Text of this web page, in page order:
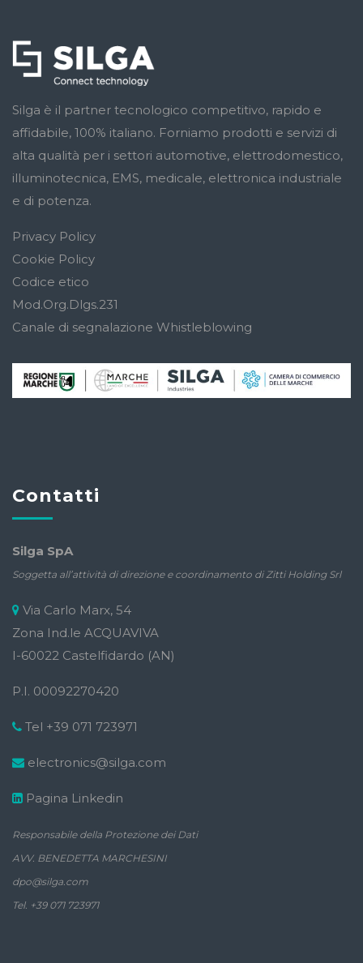
Silga è il partner tecnologico competitivo, rapido e
affidabile, 100% italiano. Forniamo prodotti e servizi di
alta qualità per i settori automotive, elettrodomestico,
illuminotecnica, EMS, medicale, elettronica industriale
e di potenza.
Privacy Policy
Cookie Policy
Codice etico
Mod.Org.Dlgs.231
Canale di segnalazione Whistleblowing
Contatti
Silga SpA
Soggetta all’attività di direzione e coordinamento di Zitti Holding Srl
Via Carlo Marx, 54
Zona Ind.le ACQUAVIVA
I-60022 Castelfidardo (AN)
P.I. 00092270420
Tel +39 071 723971
electronics@silga.com
Pagina Linkedin
Responsabile della Protezione dei Dati
AVV. BENEDETTA MARCHESINI
dpo@silga.com
Tel. +39 071 723971